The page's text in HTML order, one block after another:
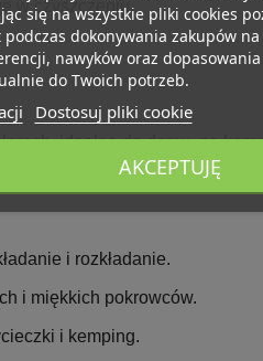
w czyszczeniu.
idealne do domu, na
i rozkładanie.
i miękkich pokrowców.
i kemping.
się na wszystkie pliki cookies
dokonywania zakupów
nawyków oraz
do Twoich potrzeb.
Dostosuj pliki cookie
AKCEPTUJĘ